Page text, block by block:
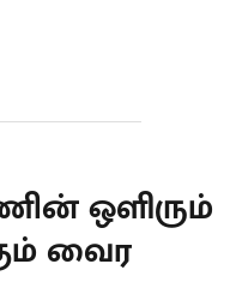
ஒளிரும்
வைர